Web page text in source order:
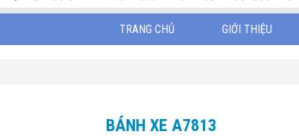
TRANG CHỦ GIỚI THIỆU
BÁNH XE A7813